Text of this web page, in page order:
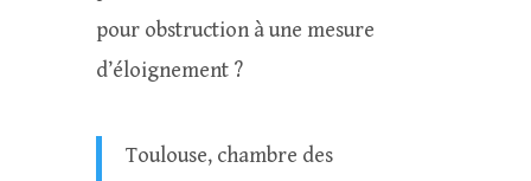
pour obstruction à une mesure
d’éloignement ?
Toulouse, chambre des